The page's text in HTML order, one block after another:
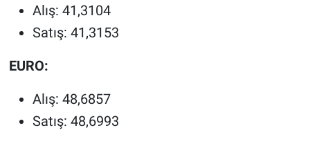
Alış: 41,3104
Satış: 41,3153
EURO:
Alış: 48,6857
Satış: 48,6993